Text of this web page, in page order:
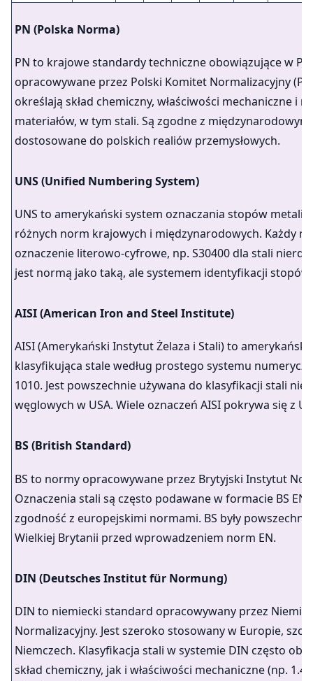
PN (Polska Norma)
PN to krajowe standardy techniczne obowiązujące w
opracowywane przez Polski Komitet Normalizacyjny
określają skład chemiczny, właściwości mechaniczne i
materiałów, w tym stali. Są zgodne z
dostosowane do polskich realiów przemysłowych.
UNS (Unified Numbering System)
UNS to amerykański system oznaczania stopów metali,
różnych norm krajowych i międzynarodowych. Każdy
oznaczenie literowo-cyfrowe, np. S30400 dla stali
jest normą jako taką, ale systemem identyfikacji stopów.
AISI (American Iron and Steel Institute)
AISI (Amerykański Instytut Żelaza i Stali) to
klasyfikująca stale według prostego systemu
1010. Jest powszechnie używana do klasyfikacji stali
węglowych w USA. Wiele oznaczeń AISI pokrywa się z
BS (British Standard)
BS to normy opracowywane przez Brytyjski Instytut
Oznaczenia stali są często podawane w formacie BS
zgodność z europejskimi normami. BS były
Wielkiej Brytanii przed wprowadzeniem norm EN.
DIN (Deutsches Institut für Normung)
DIN to niemiecki standard opracowywany przez
Normalizacyjny. Jest szeroko stosowany w Europie,
Niemczech. Klasyfikacja stali w systemie DIN często
skład chemiczny, jak i właściwości mechaniczne (np.